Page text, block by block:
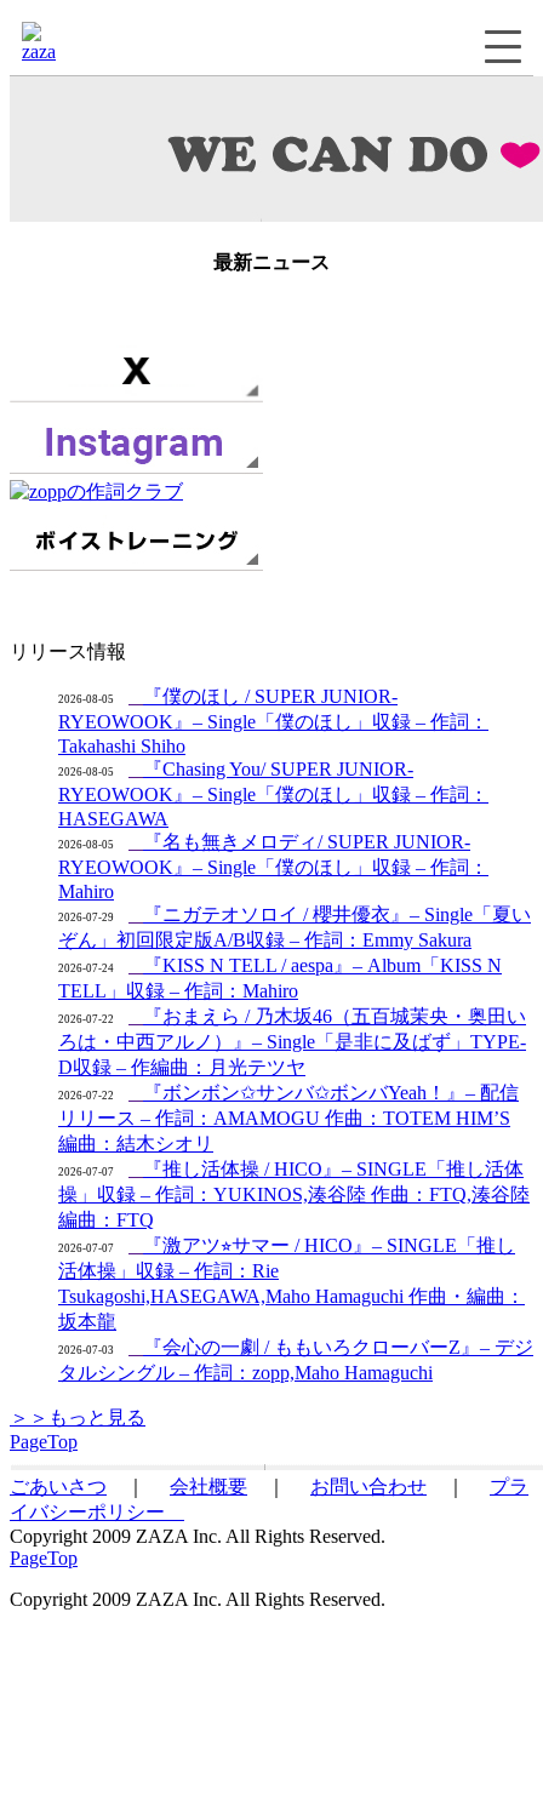
最新ニュース
リリース情報
2026-08-05
『僕のほし / SUPER JUNIOR-
RYEOWOOK』– Single「僕のほし」収録 – 作詞：
Takahashi Shiho
2026-08-05
『Chasing You/ SUPER JUNIOR-
RYEOWOOK』– Single「僕のほし」収録 – 作詞：
HASEGAWA
2026-08-05
『名も無きメロディ/ SUPER JUNIOR-
RYEOWOOK』– Single「僕のほし」収録 – 作詞：
Mahiro
2026-07-29
『ニガテオソロイ / 櫻井優衣』– Single「夏い
ぞん」初回限定版A/B収録 – 作詞：Emmy Sakura
2026-07-24
『KISS N TELL / aespa』– Album「KISS N
TELL」収録 – 作詞：Mahiro
2026-07-22
『おまえら / 乃木坂46（五百城茉央・奥田い
ろは・中西アルノ）』– Single「是非に及ばず」TYPE-
D収録 – 作編曲：月光テツヤ
2026-07-22
『ボンボン✩サンバ✩ボンバYeah！』– 配信
リリース – 作詞：AMAMOGU 作曲：TOTEM HIM’S
編曲：結木シオリ
2026-07-07
『推し活体操 / HICO』– SINGLE「推し活体
操」収録 – 作詞：YUKINOS,湊谷陸 作曲：FTQ,湊谷陸
編曲：FTQ
2026-07-07
『激アツ⭐︎サマー / HICO』– SINGLE「推し
活体操」収録 – 作詞：Rie
Tsukagoshi,HASEGAWA,Maho Hamaguchi 作曲・編曲：
坂本龍
2026-07-03
『会心の一劇 / ももいろクローバーZ』– デジ
タルシングル – 作詞：zopp,Maho Hamaguchi
＞＞もっと見る
PageTop
ごあいさつ 会社概要 お問い合わせ
プラ
イバシーポリシー
Copyright 2009 ZAZA Inc. All Rights Reserved.
PageTop
Copyright 2009 ZAZA Inc. All Rights Reserved.